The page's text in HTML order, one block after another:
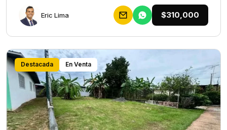
Eric Lima $310,000
Destacada En Venta